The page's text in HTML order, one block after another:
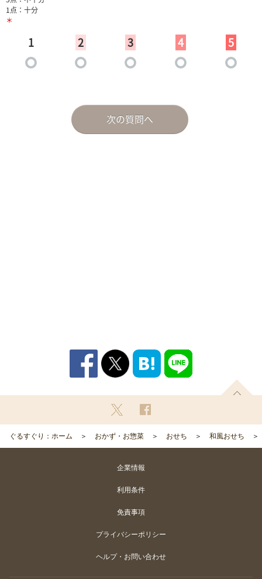
ぐるすぐり：ホーム おかず・お惣菜 おせち 和風おせち
企業情報
利用条件
免責事項
プライバシーポリシー
ヘルプ・お問い合わせ